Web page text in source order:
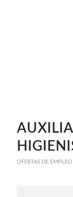
OFERTAS DE EMPLEO